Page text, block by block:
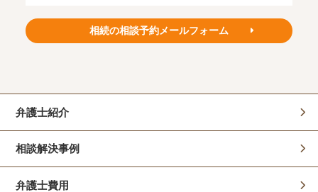
相続の相談予約メールフォーム
弁護士紹介
相談解決事例
弁護士費用